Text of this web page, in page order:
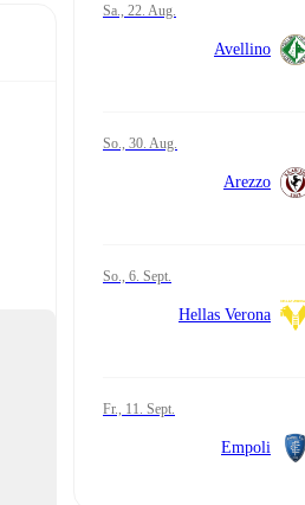
Sa., 22. Aug.
Avellino
So., 30. Aug.
Arezzo
So., 6. Sept.
Hellas Verona
Fr., 11. Sept.
Empoli